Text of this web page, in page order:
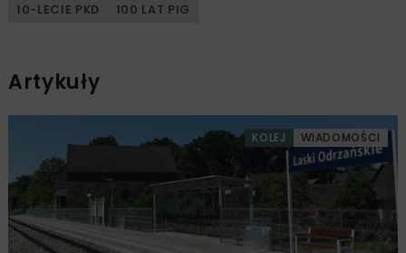
10-LECIE PKD
100 LAT PIG
Artykuły
KOLEJ WIADOMOŚCI